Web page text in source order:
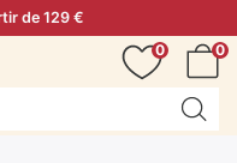
de 129 €
0
0